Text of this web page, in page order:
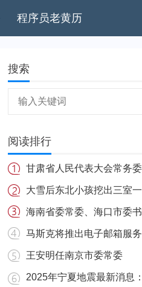
程序员老黄历
搜索
阅读排行
马斯克将推出电子邮箱服务
王安明任南京市委常委